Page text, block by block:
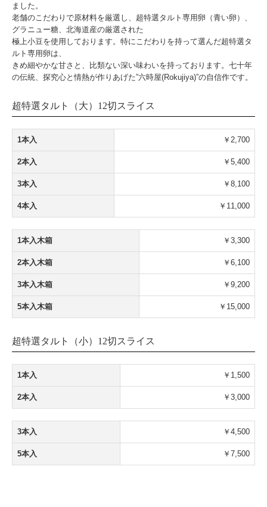
ました。
老舗のこだわりで原材料を厳選し、超特選タルト専用卵（青い卵）、
グラニュー糖、北海道産の厳選された
極上小豆を使用しております。特にこだわりを持って選んだ超特選タ
ルト専用卵は、
きめ細やかな甘さと、比類ない深い味わいを持っております。七十年
の伝統、探究心と情熱が作りあげた”六時屋(Rokujiya)”の自信作です。
超特選タルト（大）12切スライス
1本入 ￥2,700
2本入 ￥5,400
3本入 ￥8,100
4本入 ￥11,000
1本入木箱 ￥3,300
2本入木箱 ￥6,100
3本入木箱 ￥9,200
5本入木箱 ￥15,000
超特選タルト（小）12切スライス
1本入 ￥1,500
2本入 ￥3,000
3本入 ￥4,500
5本入 ￥7,500